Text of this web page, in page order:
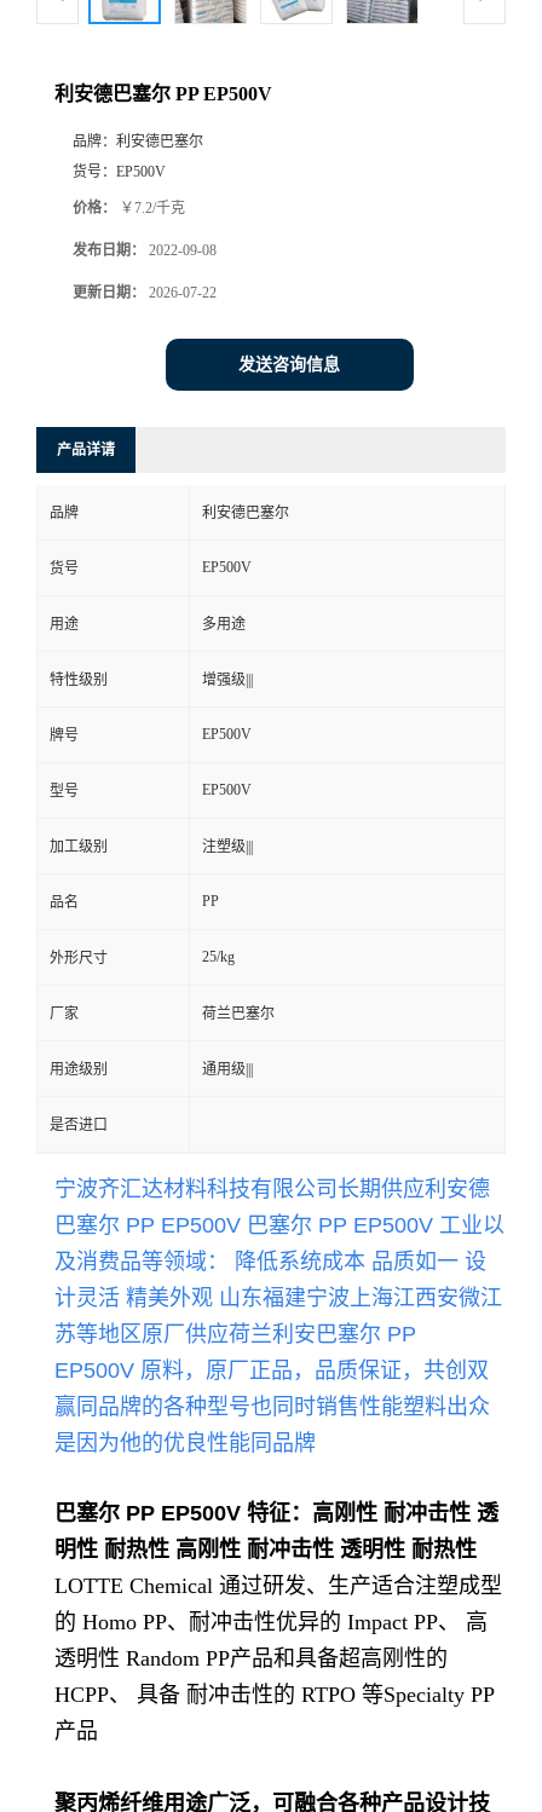
厅
系
言
利安德巴塞尔 PP EP500V
品牌： 利安德巴塞尔
货号： EP500V
价格： ￥7.2/千克
发布日期： 2022-09-08
更新日期： 2026-07-22
发送咨询信息
产品详请
品牌 利安德巴塞尔
货号 EP500V
用途 多用途
特性级别 增强级|||
牌号 EP500V
型号 EP500V
加工级别 注塑级|||
品名 PP
外形尺寸 25/kg
厂家 荷兰巴塞尔
用途级别 通用级|||
是否进口
宁波齐汇达材料科技有限公司长期供应利安德
巴塞尔 PP EP500V 巴塞尔 PP EP500V 工业以
及消费品等领域： 降低系统成本 品质如一 设
计灵活 精美外观 山东福建宁波上海江西安微江
苏等地区原厂供应荷兰利 安巴塞尔 PP
EP500V 原料，原厂正品，品质保证，共创双
赢 同品牌的各种型号也同时销售性能塑料出众
是因为他的优良性能同品牌
巴塞尔 PP EP500V 特征：高刚性 耐冲击性 透
明性 耐热性 高刚性 耐冲击性 透明性 耐热性
LOTTE Chemical 通过研发、生产适合注塑成型
的 Homo PP、耐冲击性优异的 Impact PP、 高
透明性 Random PP产品和具备超高刚性的
HCPP、 具备 耐冲击性的 RTPO 等Specialty PP
产品
聚丙烯纤维用途广泛，可融合各种产品设计技